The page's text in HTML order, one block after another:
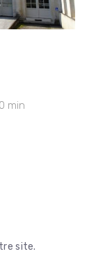
min
site.